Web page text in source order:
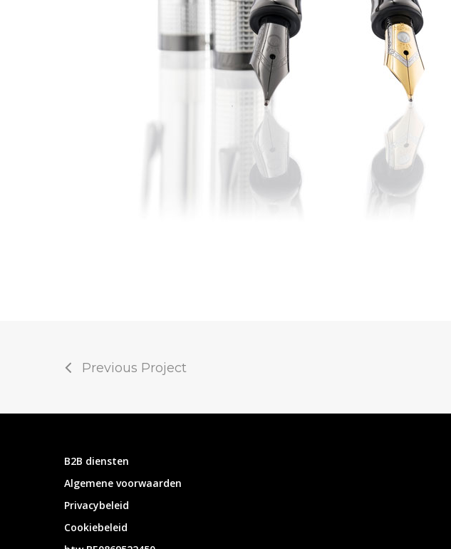
Previous Project
B2B diensten
Algemene voorwaarden
Privacybeleid
Cookiebeleid